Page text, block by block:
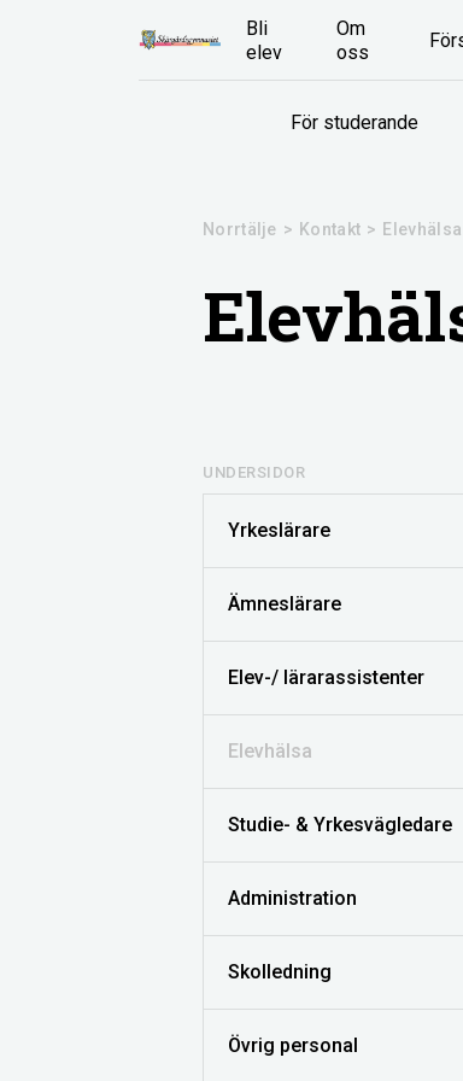
Bli
elev
Om
oss
För studerande
Norrtälje > Kontakt > Elevhälsa
UNDERSIDOR
Yrkeslärare
Ämneslärare
Elev-/ lärarassistenter
Elevhälsa
Studie- & Yrkesvägledare
Administration
Skolledning
Övrig personal